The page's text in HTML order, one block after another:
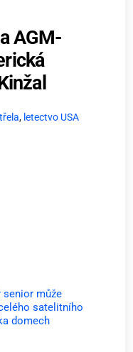
AGM-
, letectvo USA
senior může
satelitního
domech